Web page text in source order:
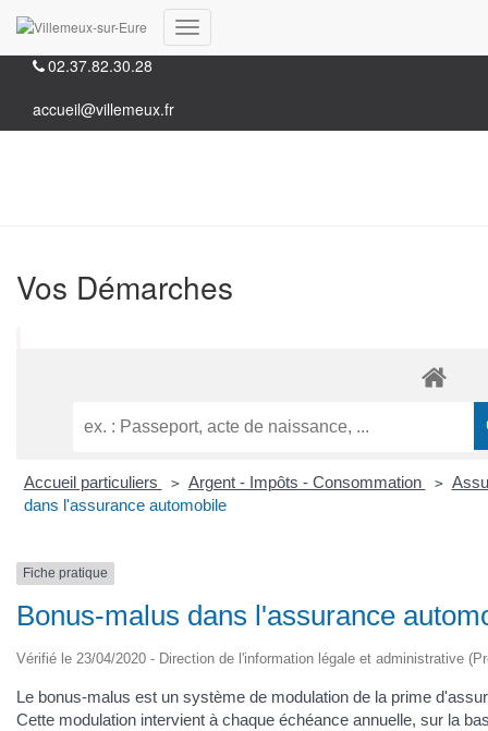
35, Grande rue 28210 Villemeux-sur-Eure
02.37.82.30.28
accueil@villemeux.fr
Déplier
Vos Démarches
Accueil particuliers > Argent - Impôts - Consommation >
dans l'assurance automobile
Fiche pratique
Bonus-malus dans l'assurance
Vérifié le 23/04/2020 - Direction de l'information légale et administrative
Le bonus-malus est un système de modulation de la prime
Cette modulation intervient à chaque échéance annuelle, sur la